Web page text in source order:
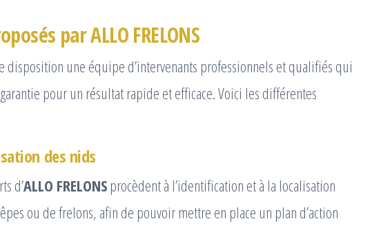
par ALLO FRELONS
disposition une équipe d’intervenants professionnels et qualifiés qui
pour un résultat rapide et efficace. Voici les différentes
des nids
d’ALLO FRELONS procèdent à l’identification et à la localisation
ou de frelons, afin de pouvoir mettre en place un plan d’action